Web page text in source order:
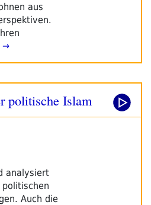
aus
→
politische Islam
analysiert
Auch die